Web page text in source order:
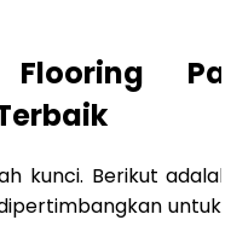
kunci. Berikut
untuk